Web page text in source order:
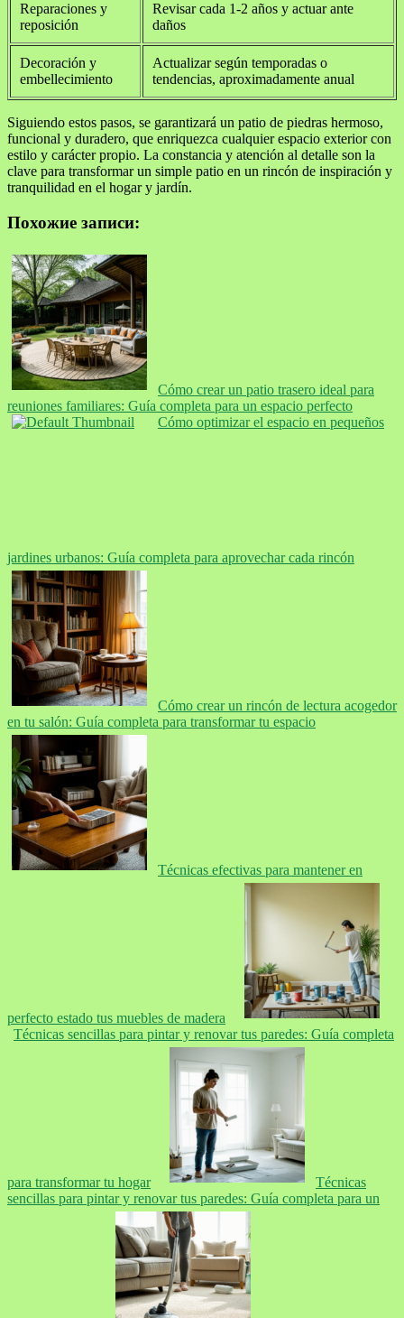
Reparaciones y
reposición
Revisar cada 1-2 años y actuar ante
daños
Decoración y
embellecimiento
Actualizar según temporadas o
tendencias, aproximadamente anual
Siguiendo estos pasos, se garantizará un patio de piedras hermoso,
funcional y duradero, que enriquezca cualquier espacio exterior con
estilo y carácter propio. La constancia y atención al detalle son la
clave para transformar un simple patio en un rincón de inspiración y
tranquilidad en el hogar y jardín.
Похожие записи:
Cómo crear un patio trasero ideal para
reuniones familiares: Guía completa para un espacio perfecto
Cómo optimizar el espacio en pequeños
jardines urbanos: Guía completa para aprovechar cada rincón
Cómo crear un rincón de lectura acogedor
en tu salón: Guía completa para transformar tu espacio
Técnicas efectivas para mantener en
perfecto estado tus muebles de madera
Técnicas sencillas para pintar y renovar tus paredes: Guía completa
para transformar tu hogar
Técnicas
sencillas para pintar y renovar tus paredes: Guía completa para un